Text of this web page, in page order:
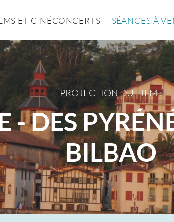
ET CINÉCONCERTS SÉANCES À
PROJECTION DU FILM :
- DES
BILBAO